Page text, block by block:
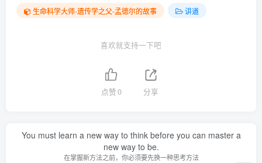
生命科学大师-遗传学之父-孟德尔的故事 讲道
喜欢就支持一下吧
点赞0 分享
You must learn a new way to think before you can master a
new way to be.
在掌握新方法之前，你必须要先换一种思考方法